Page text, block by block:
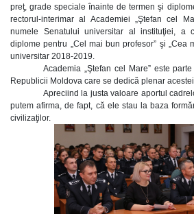
preţ, grade speciale înainte de termen şi
rectorul-interimar al Academiei „Ştefan cel
numele Senatului universitar al instituţiei, a
diplome pentru „Cel mai bun profesor” şi „Cea
universitar 2018-2019.
Academia „Ştefan cel Mare” este
Republicii Moldova care se dedică plenar
Apreciind la justa valoare aportul
putem afirma, de fapt, că ele stau la baza
civilizaţilor.